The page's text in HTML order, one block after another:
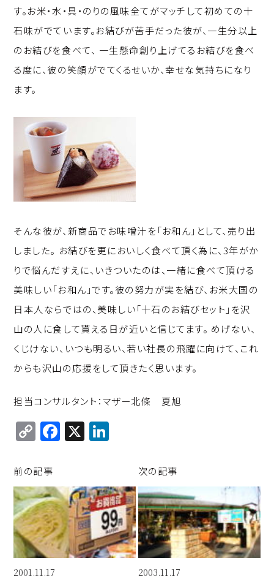
す。お米・水・具・のりの風味全てがマッチして初めての十
石味がでています。お結びが苦手だった彼が、一生分以上
のお結びを食べて、 一生懸命創り上げてるお結びを食べ
る度に、彼の笑顔がでてくるせいか、幸せな気持ちになり
ます。
そんな彼が、新商品でお味噌汁を「お和ん」として、売り出
しました。 お結びを更においしく食べて頂く為に、3年がか
りで悩んだすえに、いきついたのは、一緒に食べて頂ける
美味しい「お和ん」です。彼の努力が実を結び、お米大国の
日本人ならではの、美味しい「十石のお結びセット」を沢
山の人に食して貰える日が近いと信じてます。 めげない、
くじけない、いつも明るい、若い社長の飛躍に向けて、これ
からも沢山の応援をして頂きたく思います。
担当コンサルタント：マザー北條 夏旭
C
o
p
y
Li
n
k
F
a
e
b
o
o
X
e
d
I
n
前の記事
2001.11.17
次の記事
2003.11.17